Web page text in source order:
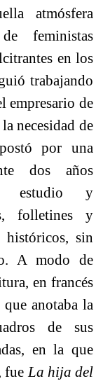
atmósfera
feministas
en los
trabajando
empresario de
necesidad de
por una
dos años
estudio y
folletines y
históricos, sin
A modo de
en francés
anotaba la
de sus
en la que
fue La hija del